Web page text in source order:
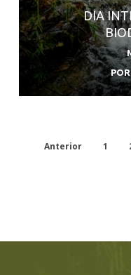
DIA
POR
Anterior 1